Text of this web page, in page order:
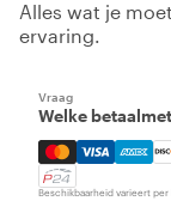
Alles wat je
ervaring.
Vraag
Welke
Mastercard,
Beschikbaarheid varieert